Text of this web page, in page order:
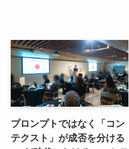
プロンプトではなく「コン
テクスト」が成否を分ける